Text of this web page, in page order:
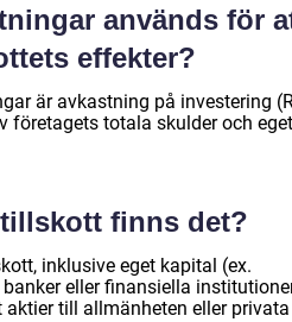
används för
effekter?
är avkastning på investering
företagets totala skulder och eget
finns det?
inklusive eget kapital (ex.
eller finansiella
till allmänheten eller privata